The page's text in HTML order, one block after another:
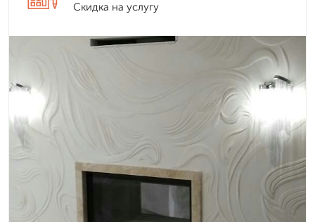
Скидка на услугу